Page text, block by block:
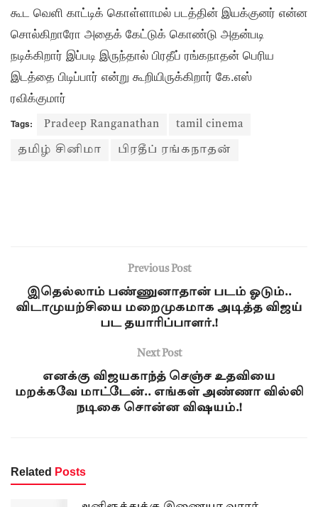
கூட வெளி காட்டிக் கொள்ளாமல் படத்தின் இயக்குனர் என்ன
சொல்கிறாரோ அதைக் கேட்டுக் கொண்டு அதன்படி
நடிக்கிறார் இப்படி இருந்தால் பிரதீப் ரங்கநாதன் பெரிய
இடத்தை பிடிப்பார் என்று கூறியிருக்கிறார் கே.எஸ்
ரவிக்குமார்
Tags: Pradeep Ranganathan tamil cinema
தமிழ் சினிமா பிரதீப் ரங்கநாதன்
Previous Post
இதெல்லாம் பண்ணுனாதான் படம் ஓடும்..
விடாமுயற்சியை மறைமுகமாக அடித்த விஜய்
பட தயாரிப்பாளர்.!
Next Post
எனக்கு விஜயகாந்த் செஞ்ச உதவியை
மறக்கவே மாட்டேன்.. எங்கள் அண்ணா வில்லி
நடிகை சொன்ன விஷயம்.!
Related Posts